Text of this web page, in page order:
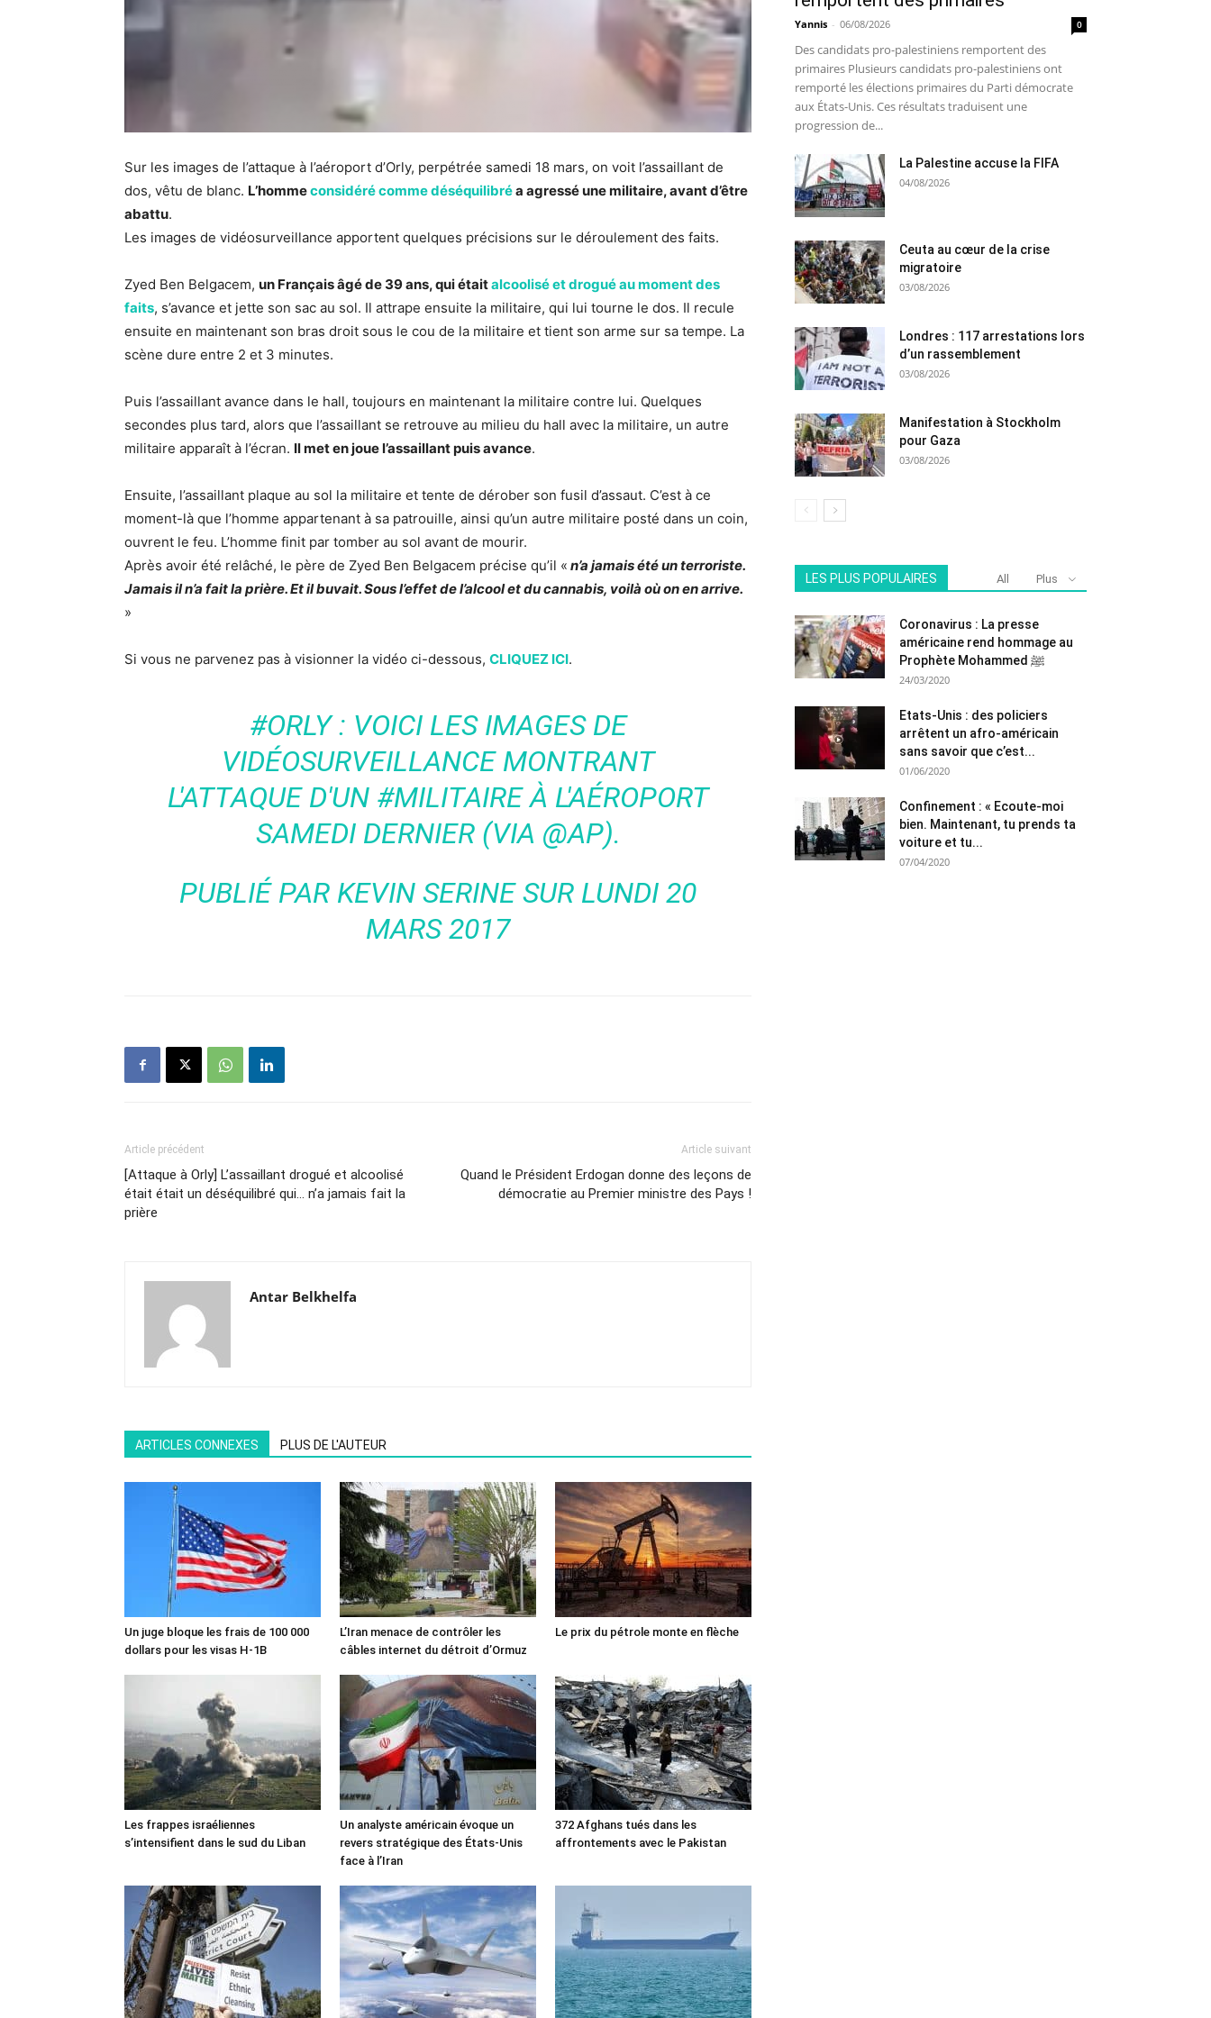
Sur les images de l’attaque à l’aéroport d’Orly, perpétrée samedi 18 mars, on voit l’assaillant de
dos, vêtu de blanc. L’hommeconsidéré comme déséquilibréa agressé une militaire, avant d’être
abattu.
Les images de vidéosurveillance apportent quelques précisions sur le déroulement des faits.
Zyed Ben Belgacem, un Français âgé de 39 ans, qui étaitalcoolisé et drogué au moment des
faits, s’avance et jette son sac au sol. Il attrape ensuite la militaire, qui lui tourne le dos. Il recule
ensuite en maintenant son bras droit sous le cou de la militaire et tient son arme sur sa tempe. La
scène dure entre 2 et 3 minutes.
Puis l’assaillant avance dans le hall, toujours en maintenant la militaire contre lui. Quelques
secondes plus tard, alors que l’assaillant se retrouve au milieu du hall avec la militaire, un autre
militaire apparaît à l’écran. Il met en joue l’assaillant puis avance.
Ensuite, l’assaillant plaque au sol la militaire et tente de dérober son fusil d’assaut. C’est à ce
moment-là que l’homme appartenant à sa patrouille, ainsi qu’un autre militaire posté dans un coin,
ouvrent le feu. L’homme finit par tomber au sol avant de mourir.
Après avoir été relâché, le père de Zyed Ben Belgacem précise qu’il « n’a jamais été un terroriste.
Jamais il n’a fait la prière. Et il buvait. Sous l’effet de l’alcool et du cannabis, voilà où on en arrive.
»
Si vous ne parvenez pas à visionner la vidéo ci-dessous, CLIQUEZ ICI.
#ORLY : VOICI LES IMAGES DE
VIDÉOSURVEILLANCE MONTRANT
L'ATTAQUE D'UN #MILITAIRE À L'AÉROPORT
SAMEDI DERNIER (VIA @AP).
PUBLIÉ PAR KEVIN SERINESUR LUNDI 20
MARS 2017
Article précédent
[Attaque à Orly] L’assaillant drogué et alcoolisé
était était un déséquilibré qui… n’a jamais fait la
prière
Article suivant
Quand le Président Erdogan donne des leçons de
démocratie au Premier ministre des Pays !
Antar Belkhelfa
ARTICLES CONNEXES PLUS DE L'AUTEUR
Un juge bloque les frais de 100 000
dollars pour les visas H-1B
L’Iran menace de contrôler les
câbles internet du détroit d’Ormuz
Le prix du pétrole monte en flèche
Les frappes israéliennes
s’intensifient dans le sud du Liban
Un analyste américain évoque un
revers stratégique des États-Unis
face à l’Iran
372 Afghans tués dans les
affrontements avec le Pakistan
Yannis - 06/08/2026 0
Des candidats pro-palestiniens remportent des
primaires Plusieurs candidats pro-palestiniens ont
remporté les élections primaires du Parti démocrate
aux États-Unis. Ces résultats traduisent une
progression de...
La Palestine accuse la FIFA
04/08/2026
Ceuta au cœur de la crise
migratoire
03/08/2026
Londres : 117 arrestations lors
d’un rassemblement
03/08/2026
Manifestation à Stockholm
pour Gaza
03/08/2026
LES PLUS POPULAIRES All Plus
Coronavirus : La presse
américaine rend hommage au
Prophète Mohammed ﷺ
24/03/2020
Etats-Unis : des policiers
arrêtent un afro-américain
sans savoir que c’est...
01/06/2020
Confinement : « Ecoute-moi
bien. Maintenant, tu prends ta
voiture et tu...
07/04/2020